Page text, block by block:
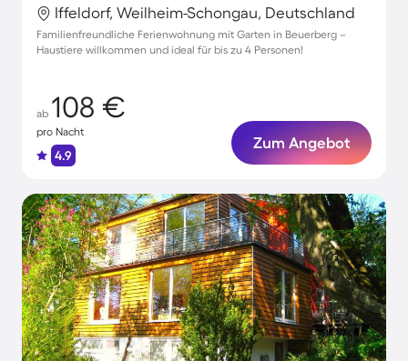
Iffeldorf, Weilheim-Schongau, Deutschland
Familienfreundliche Ferienwohnung mit Garten in Beuerberg –
Haustiere willkommen und ideal für bis zu 4 Personen!
ab 108 €
pro Nacht
4.9
Zum Angebot